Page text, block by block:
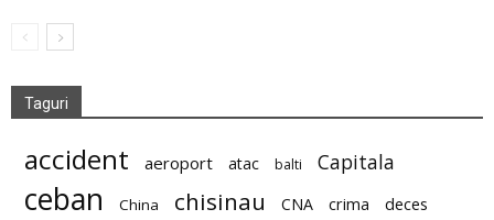
Taguri
accident aeroport atac balti Capitala
ceban China chisinau CNA crima deces